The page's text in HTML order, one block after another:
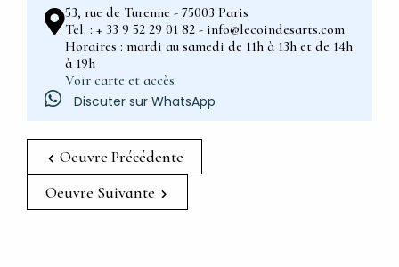
53, rue de Turenne - 75003 Paris
Tel. : + 33 9 52 29 01 82 - info@lecoindesarts.com
Horaires : mardi au samedi de 11h à 13h et de 14h
à 19h
Voir carte et accès
Discuter sur WhatsApp
Oeuvre Précédente
Oeuvre Suivante